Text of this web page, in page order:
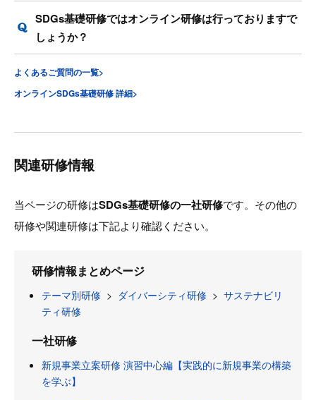
SDGs基礎研修ではオンライン研修は行っておりますで
しょうか？
よくあるご質問の一覧>
オンラインSDGs基礎研修 詳細>
関連研修情報
当ページの研修はSDGs基礎研修の一社研修です。その他の
研修や関連研修は下記より確認ください。
研修情報まとめページ
テーマ別研修 > ダイバーシティ研修 > サステナビリ
ティ研修
一社研修
新規事業立案研修 演習中心編【実践的に新規事業の構築
を学ぶ】